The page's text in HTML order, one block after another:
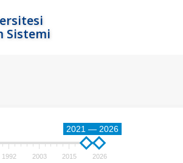
Sistemi
2021 — 2026
1992 2003 2015 2026